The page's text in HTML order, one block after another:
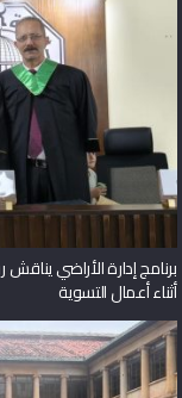
برنامج إدارة الأراضي
أثناء أعمال التسوية